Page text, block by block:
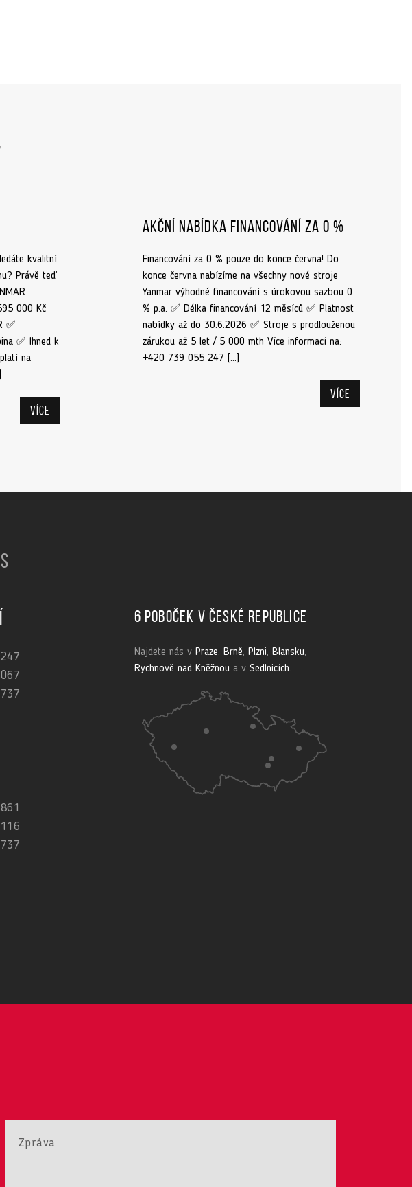
kvalitní
Právě teď
000 Kč
✅
✅ Ihned k
na
Více
Akční nabídka financování za 0 %
Financování za 0 % pouze do konce června! Do
konce června nabízíme na všechny nové stroje
Yanmar výhodné financování s úrokovou sazbou 0
% p.a. ✅ Délka financování 12 měsíců ✅ Platnost
nabídky až do 30.6.2026 ✅ Stroje s prodlouženou
zárukou až 5 let / 5 000 mth Více informací na:
+420 739 055 247 […]
Více
6 poboček v České republice
Najdete nás v Praze, Brně, Plzni, Blansku,
Rychnově nad Kněžnoua v Sedlnicích.